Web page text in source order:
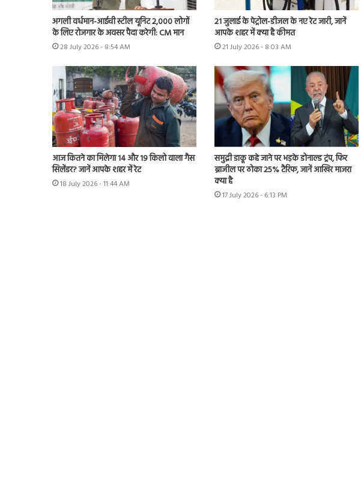
अगली वर्धमान-आईची स्टील यूनिट 2,000 लोगों
के लिए रोजगार के अवसर पैदा करेगी: CM मान
28 July 2026 - 8:54 AM
21 जुलाई के पेट्रोल-डीजल के नए रेट जारी, जानें
आपके शहर में क्या है कीमत
21 July 2026 - 8:03 AM
आज कितने का मिलेगा 14 और 19 किलो वाला गैस
सिलेंडर? जानें आपके शहर में रेट
18 July 2026 - 11:44 AM
समुद्री डाकू कहे जाने पर भड़के डोनाल्ड ट्रंप, फिर
ब्राजील पर ठोका 25% टैरिफ, जानें आखिर माजरा
क्या है
17 July 2026 - 6:13 PM